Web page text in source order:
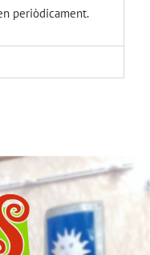
periòdicament.